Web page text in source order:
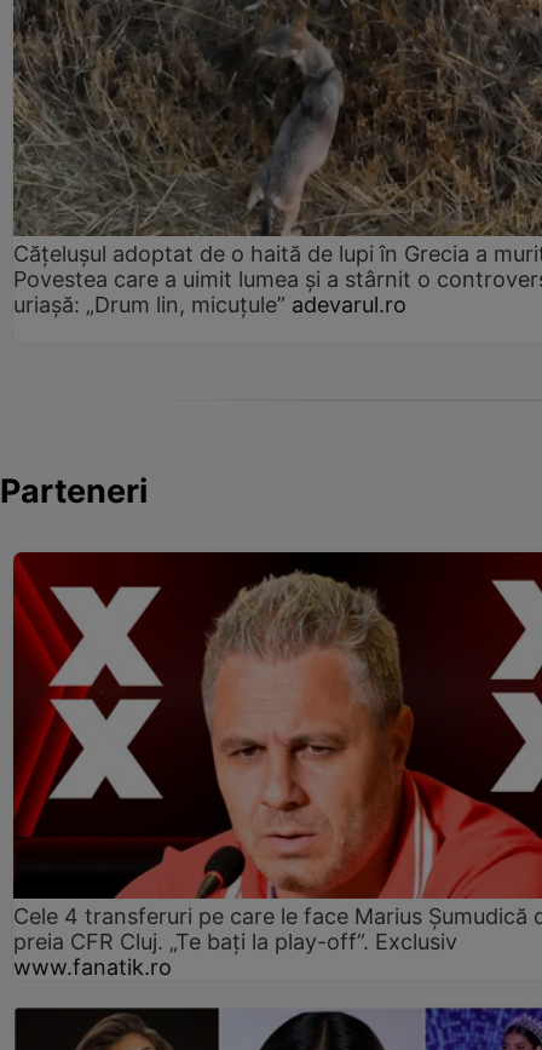
Cățelușul adoptat de o haită de lupi în Grecia a
Povestea care a uimit lumea și a stârnit o
uriașă: „Drum lin, micuțule” adevarul.ro
Parteneri
Cele 4 transferuri pe care le face Marius Șumudică
preia CFR Cluj. „Te bați la play-off”. Exclusiv
www.fanatik.ro